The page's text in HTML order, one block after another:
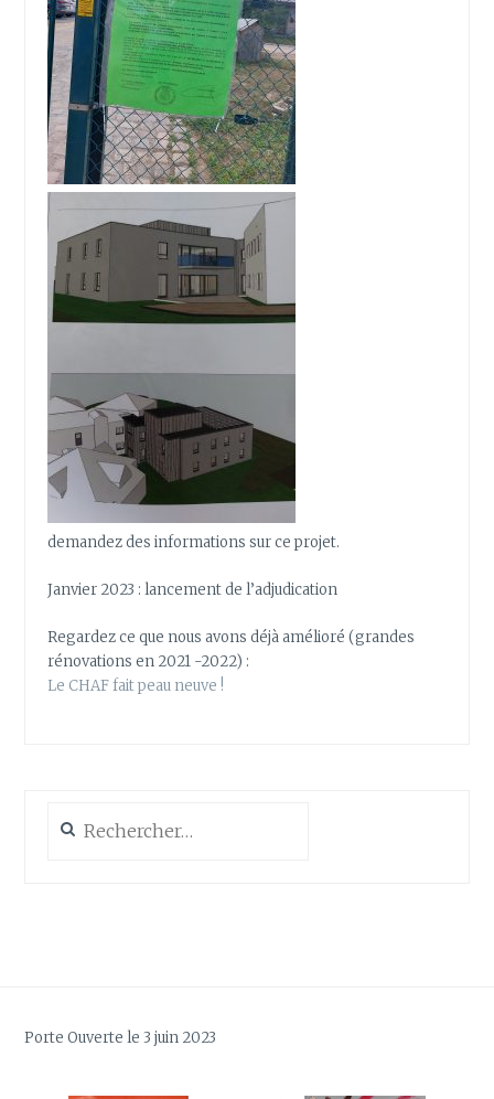
demandez des informations sur ce projet.
Janvier 2023 : lancement de l’adjudication
Regardez ce que nous avons déjà amélioré (grandes
rénovations en 2021 -2022) :
Le CHAF fait peau neuve !
Porte Ouverte le 3 juin 2023